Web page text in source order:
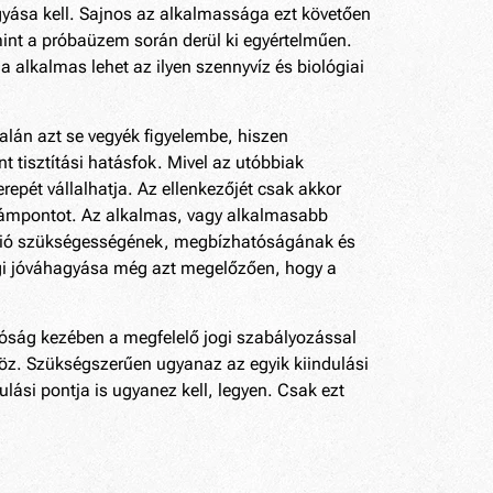
kell. Sajnos az alkalmassága ezt követően
a próbaüzem során derül ki egyértelműen.
alkalmas lehet az ilyen szennyvíz és biológiai
azt se vegyék figyelembe, hiszen
tisztítási hatásfok. Mivel az utóbbiak
vállalhatja. Az ellenkezőjét csak akkor
Az alkalmas, vagy alkalmasabb
szükségességének, megbízhatóságának és
jóváhagyása még azt megelőzően, hogy a
kezében a megfelelő jogi szabályozással
Szükségszerűen ugyanaz az egyik kiindulási
pontja is ugyanez kell, legyen. Csak ezt